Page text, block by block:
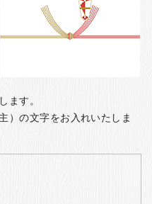
ます。
）の文字をお入れいたしま